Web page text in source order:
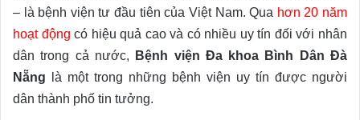
– là bệnh viện tư đầu tiên của Việt Nam. Qua hơn 20 năm
hoạt động có hiệu quả cao và có nhiều uy tín đối với nhân
dân trong cả nước,
Bệnh viện Đa khoa Bình Dân Đà
Nẵng là một trong những bệnh viện uy tín được người
dân thành phố tin tưởng.